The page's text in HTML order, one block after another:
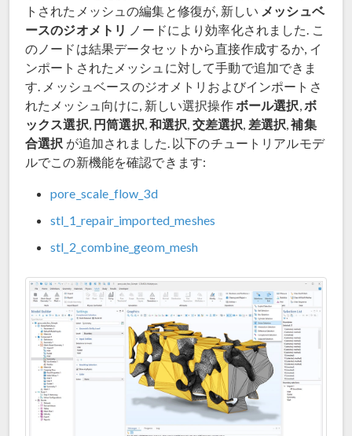
トされたメッシュの編集と修復が, 新しい メッシュベ
ースのジオメトリ
ノードにより効率化されました. こ
のノードは結果データセットから直接作成するか, イ
ンポートされたメッシュに対して手動で追加できま
す. メッシュベースのジオメトリおよびインポートさ
れたメッシュ向けに, 新しい選択操作ボール選択 ボ
ックス選択 円筒選択 和選択 交差選択 差選択 ,補集
合選択 が追加されました. 以下のチュートリアルモデ
ルでこの新機能を確認できます:
pore_scale_flow_3d
stl_1_repair_imported_meshes
stl_2_combine_geom_mesh